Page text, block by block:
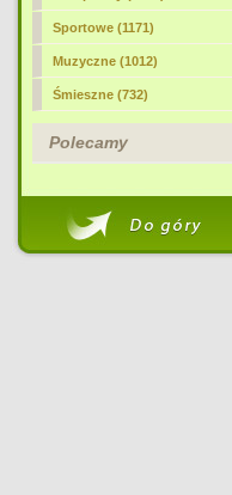
Sportowe (1171)
Muzyczne (1012)
Śmieszne (732)
Polecamy